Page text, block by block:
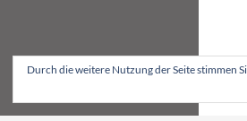
Durch die weitere Nutzung der Seite stimmen